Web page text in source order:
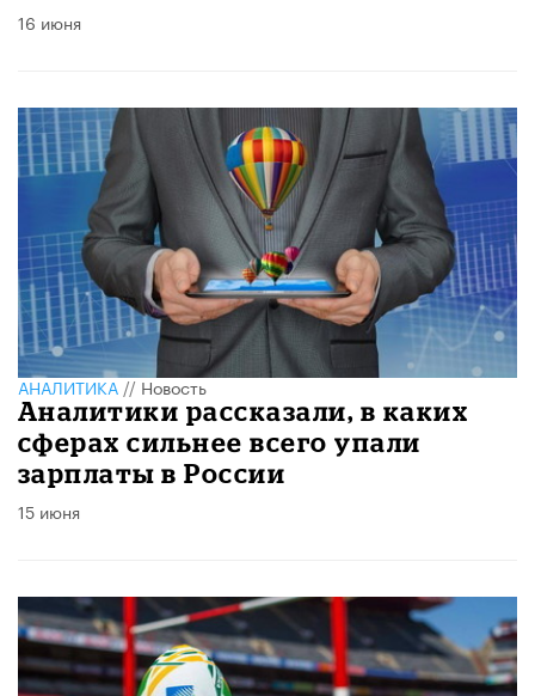
16 июня
АНАЛИТИКА//Новость
Аналитики рассказали, в каких
сферах сильнее всего упали
зарплаты в России
15 июня